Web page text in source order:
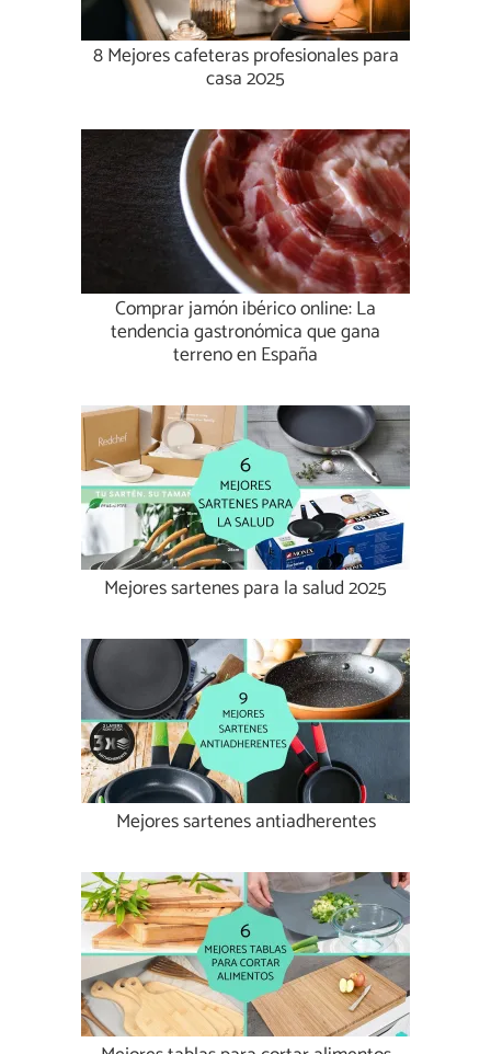
8 Mejores cafeteras profesionales para
casa 2025
Comprar jamón ibérico online: La
tendencia gastronómica que gana
terreno en España
Mejores sartenes para la salud 2025
Mejores sartenes antiadherentes